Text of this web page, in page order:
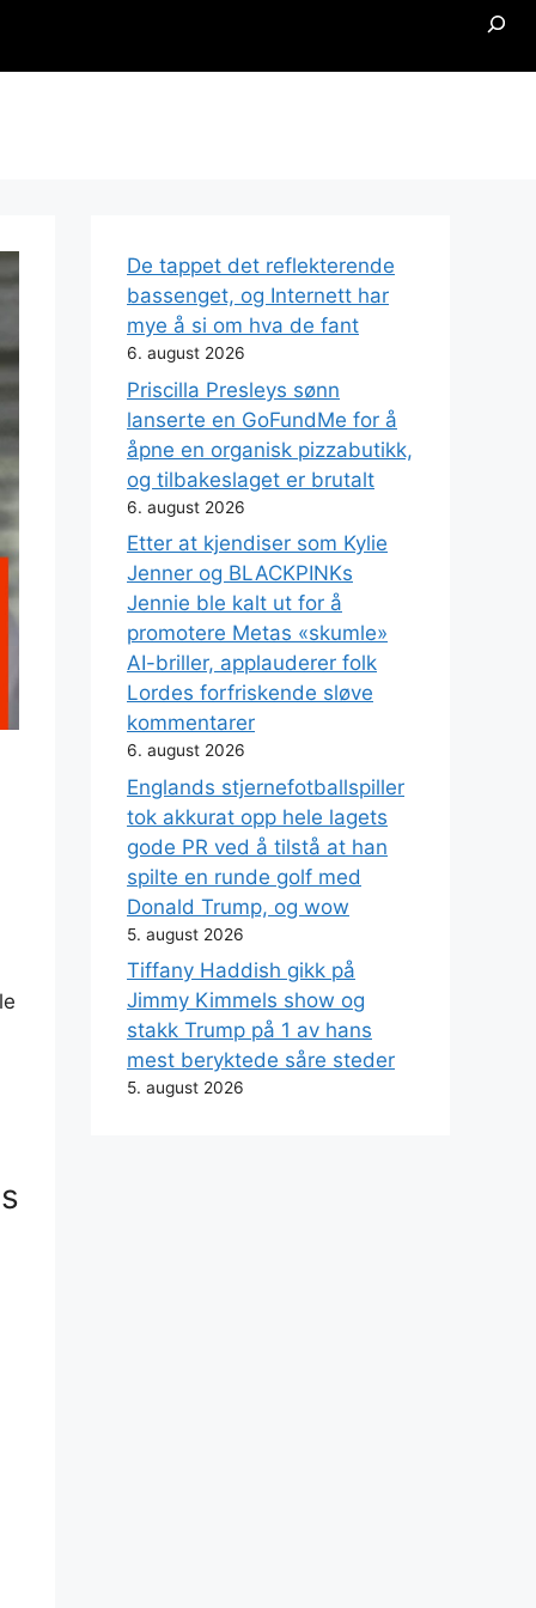
De tappet det reflekterende
bassenget, og Internett har
mye å si om hva de fant
6. august 2026
Priscilla Presleys sønn
lanserte en GoFundMe for å
åpne en organisk pizzabutikk,
og tilbakeslaget er brutalt
6. august 2026
Etter at kjendiser som Kylie
Jenner og BLACKPINKs
Jennie ble kalt ut for å
promotere Metas «skumle»
AI-briller, applauderer folk
Lordes forfriskende sløve
kommentarer
6. august 2026
Englands stjernefotballspiller
tok akkurat opp hele lagets
gode PR ved å tilstå at han
spilte en runde golf med
Donald Trump, og wow
5. august 2026
Tiffany Haddish gikk på
Jimmy Kimmels show og
stakk Trump på 1 av hans
mest beryktede såre steder
5. august 2026